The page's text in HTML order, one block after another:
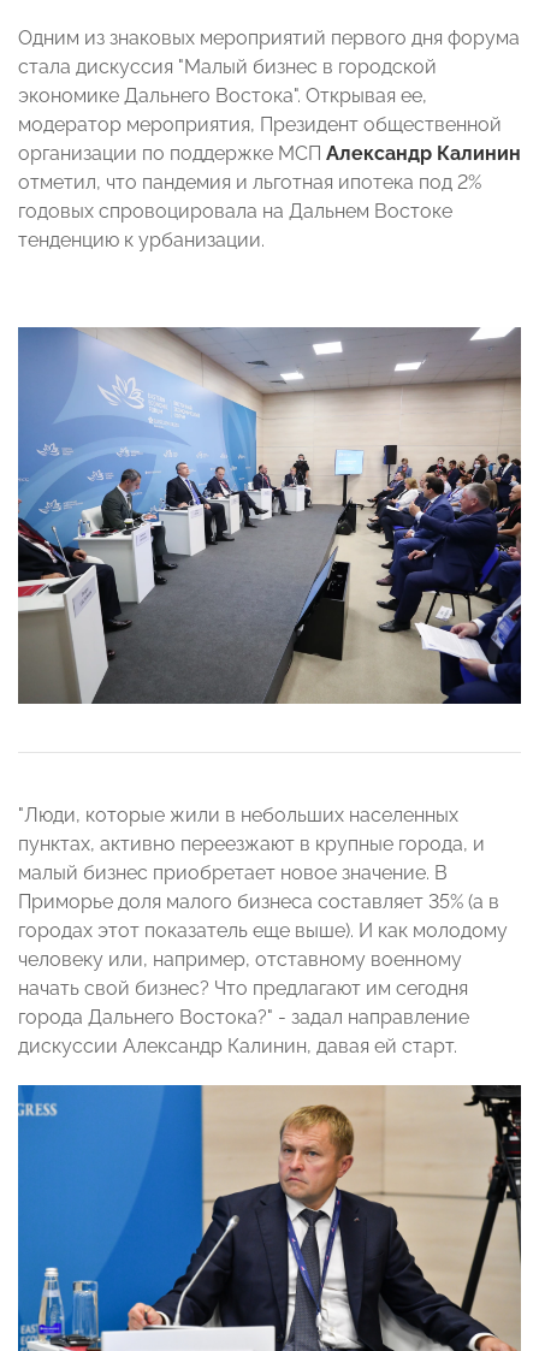
Одним из знаковых мероприятий первого дня форума
стала дискуссия "Малый бизнес в городской
экономике Дальнего Востока". Открывая ее,
модератор мероприятия, Президент общественной
организации по поддержке МСП Александр Калинин
отметил, что пандемия и льготная ипотека под 2%
годовых спровоцировала на Дальнем Востоке
тенденцию к урбанизации.
"Люди, которые жили в небольших населенных
пунктах, активно переезжают в крупные города, и
малый бизнес приобретает новое значение. В
Приморье доля малого бизнеса составляет 35% (а в
городах этот показатель еще выше). И как молодому
человеку или, например, отставному военному
начать свой бизнес? Что предлагают им сегодня
города Дальнего Востока?" - задал направление
дискуссии Александр Калинин, давая ей старт.